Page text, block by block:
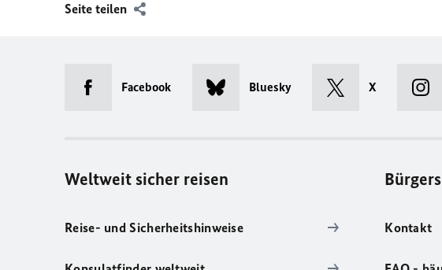
Seite teilen
Facebook Bluesky X
Weltweit sicher reisen
Reise- und Sicherheitshinweise Kontakt